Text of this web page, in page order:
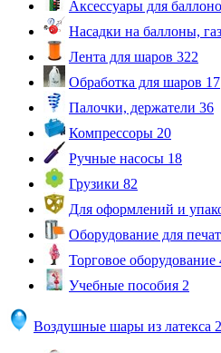
Аксессуары для
Насадки на баллоны,
Лента для шаров 322
Обработка для шаров 17
Палочки, держатели 36
Компрессоры 20
Ручные насосы 18
Грузики 82
Для оформлений и
Оборудование для
Торговое оборудование
Учебные пособия 2
Воздушные шары из латекса